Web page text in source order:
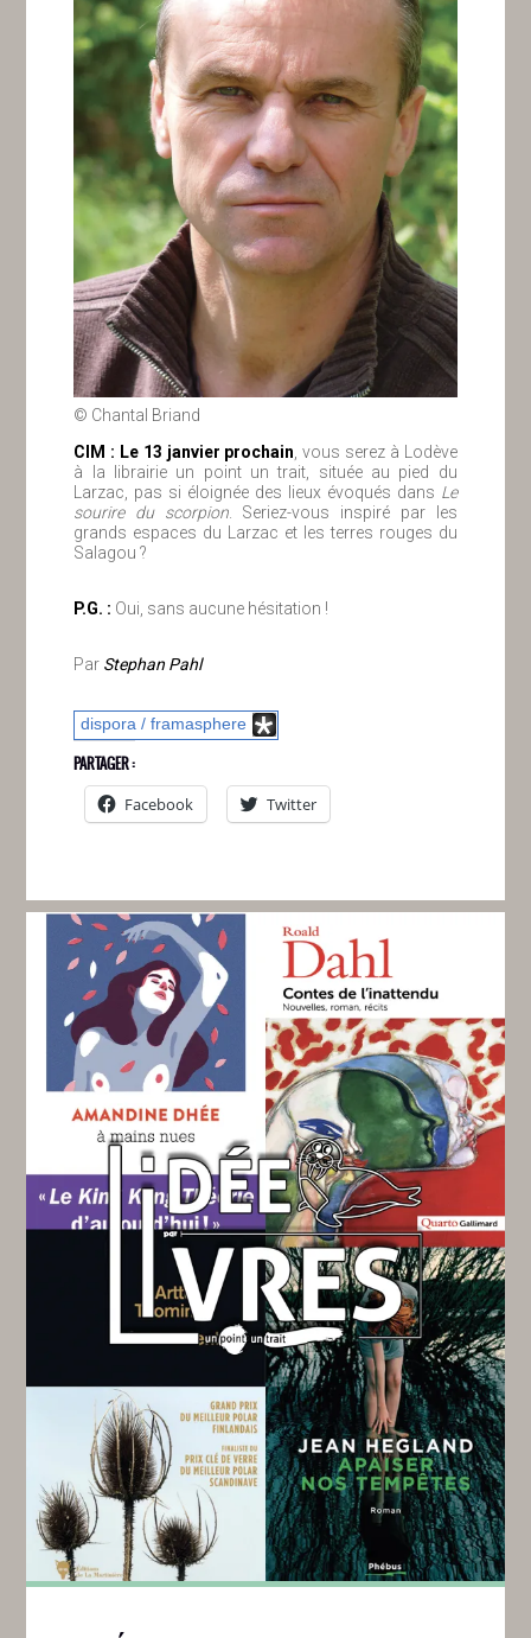
© Chantal Briand
ClM : Le 13 janvier prochain, vous serez à Lodève
à la librairie un point un trait, située au pied du
Larzac, pas si éloignée des lieux évoqués dans Le
sourire du scorpion. Seriez-vous inspiré par les
grands espaces du Larzac et les terres rouges du
Salagou ?
P.G. : Oui, sans aucune hésitation !
Par Stephan Pahl
dispora / framasphere
PARTAGER :
Facebook
Twitter